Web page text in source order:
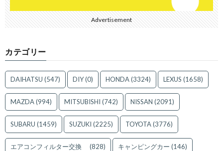
Advertisement
カテゴリー
DAIHATSU (547) DIY(0) HONDA(3324) LEXUS (1658)
MAZDA(994) MITSUBISHI (742) NISSAN (2091)
SUBARU (1459) SUZUKI (2225) TOYOTA(3776)
エアコンフィルター交換 (828) キャンピングカー (146)